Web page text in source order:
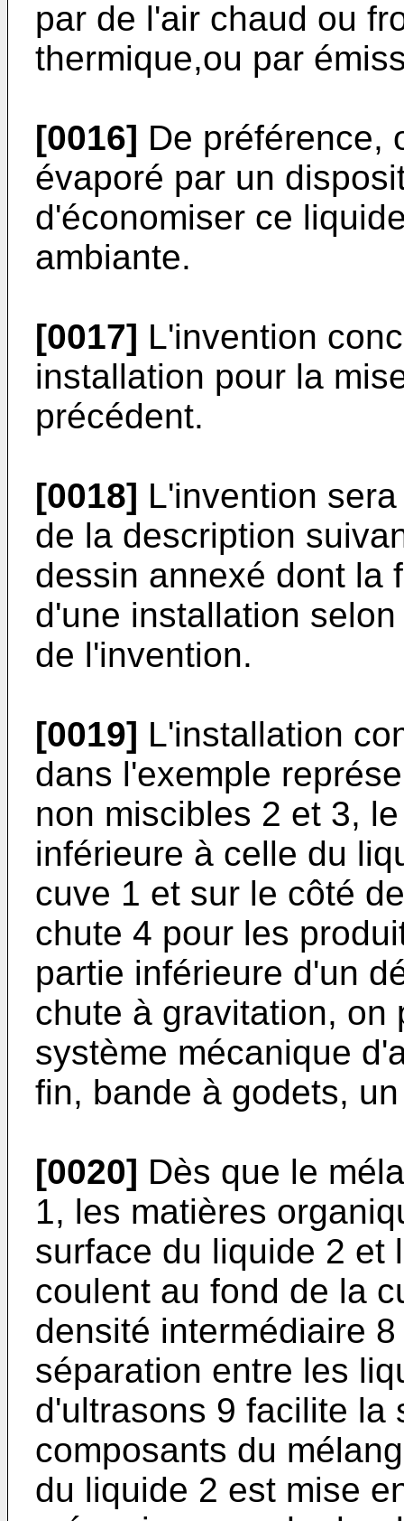
par de l'air chaud ou
thermique,ou par
[0016] De préférence,
évaporé par un
d'économiser ce
ambiante.
[0017] L'invention
installation pour la
précédent.
[0018] L'invention
de la description
des­sin annexé dont la
d'une installation
de l'inven­tion.
[0019] L'installation
dans l'exemple
non miscibles 2 et 3,
inférieure à celle du
cuve 1 et sur le côté
chute 4 pour les
partie inférieure d'un
chute à gravitation, on
système mécanique
fin, bande à godets,
[0020] Dès que le
1, les matières
surface du liquide 2 et
coulent au fond de la
densité intermédiaire
séparation entre les
d'ultrasons 9 facilite la
composants du
du liquide 2 est mise